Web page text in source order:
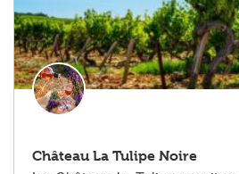
Château La Tulipe Noire